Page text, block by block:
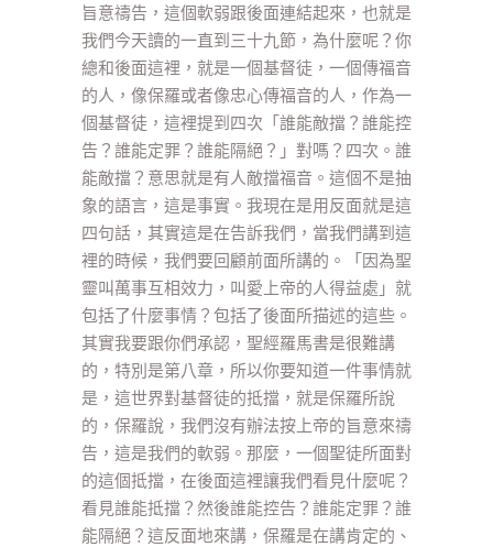
旨意禱告，這個軟弱跟後面連結起來，也就是
我們今天讀的一直到三十九節，為什麼呢？你
總和後面這裡，就是一個基督徒，一個傳福音
的人，像保羅或者像忠心傳福音的人，作為一
個基督徒，這裡提到四次「誰能敵擋？誰能控
告？誰能定罪？誰能隔絕？」對嗎？四次。誰
能敵擋？意思就是有人敵擋福音。這個不是抽
象的語言，這是事實。我現在是用反面就是這
四句話，其實這是在告訴我們，當我們講到這
裡的時候，我們要回顧前面所講的。「因為聖
靈叫萬事互相效力，叫愛上帝的人得益處」就
包括了什麼事情？包括了後面所描述的這些。
其實我要跟你們承認，聖經羅馬書是很難講
的，特別是第八章，所以你要知道一件事情就
是，這世界對基督徒的抵擋，就是保羅所說
的，保羅說，我們沒有辦法按上帝的旨意來禱
告，這是我們的軟弱。那麼，一個聖徒所面對
的這個抵擋，在後面這裡讓我們看見什麼呢？
看見誰能抵擋？然後誰能控告？誰能定罪？誰
能隔絕？這反面地來講，保羅是在講肯定的、